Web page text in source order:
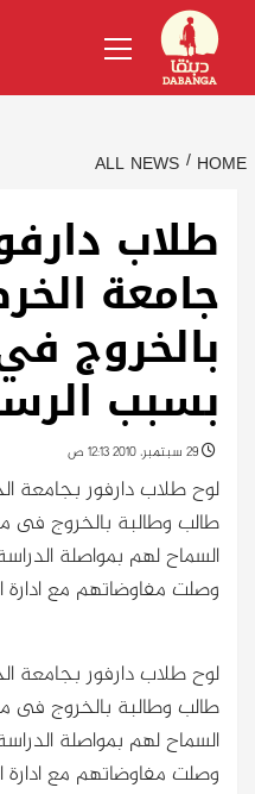
content
Menu
HOME
ALL NEWS
طلاب
جامعة
بالخروج
بسبب
طالب وطالبة بالخروج
السماح لهم بمواصلة
وصلت مفاوضاتهم مع ادارة
طالب وطالبة بالخروج
السماح لهم بمواصلة
وصلت مفاوضاتهم مع ادارة